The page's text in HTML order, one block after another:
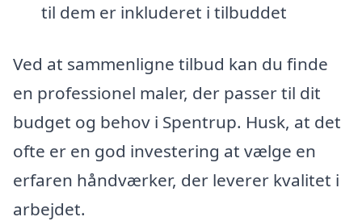
til dem er inkluderet i tilbuddet
Ved at sammenligne tilbud kan du finde
en professionel maler, der passer til dit
budget og behov i Spentrup. Husk, at det
ofte er en god investering at vælge en
erfaren håndværker, der leverer kvalitet i
arbejdet.